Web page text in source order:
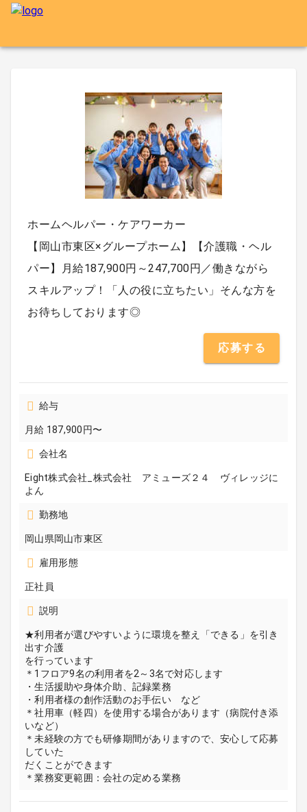
ホームヘルパー・ケアワーカー
【岡山市東区×グループホーム】【介護職・ヘル
パー】月給187,900円～247,700円／働きながら
スキルアップ！「人の役に立ちたい」そんな方を
お待ちしております◎
応募する
給与
月給 187,900円〜
会社名
Eight株式会社_株式会社 アミューズ２４ ヴィレッジに
よん
勤務地
岡山県岡山市東区
雇用形態
正社員
説明
★利用者が選びやすいように環境を整え「できる」を引き
出す介護
を行っています
＊1フロア9名の利用者を2～3名で対応します
・生活援助や身体介助、記録業務
・利用者様の創作活動のお手伝い など
＊社用車（軽四）を使用する場合があります（病院付き添
いなど）
＊未経験の方でも研修期間がありますので、安心して応募
していた
だくことができます
＊業務変更範囲：会社の定める業務